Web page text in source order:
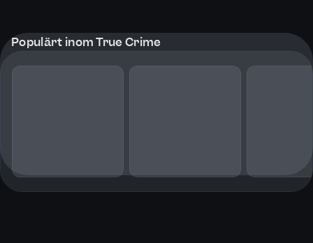
Populärt inom True Crime